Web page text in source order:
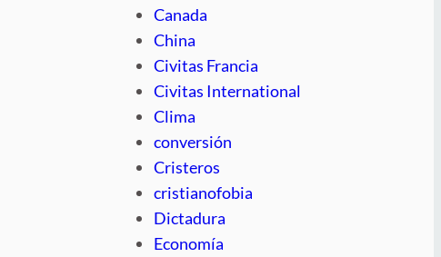
Canada
China
Civitas Francia
Civitas International
Clima
conversión
Cristeros
cristianofobia
Dictadura
Economía